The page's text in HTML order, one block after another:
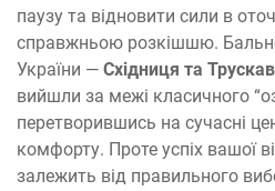
паузу та відновити сили в
справжньою розкішшю.
України — Східниця та
вийшли за межі класичного
перетворившись на сучасні
комфорту. Проте успіх вашої
залежить від правильного